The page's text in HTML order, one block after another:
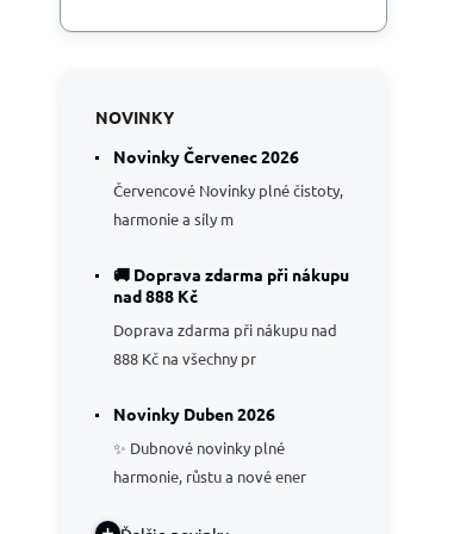
NOVINKY
Novinky Červenec 2026
Červencové Novinky plné čistoty,
harmonie a síly m
🚚 Doprava zdarma při nákupu
nad 888 Kč
Doprava zdarma při nákupu nad
888 Kč na všechny pr
Novinky Duben 2026
✨ Dubnové novinky plné
harmonie, růstu a nové ener